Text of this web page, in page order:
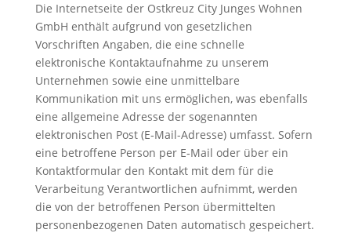
Die Internetseite der Ostkreuz City Junges Wohnen
GmbH enthält aufgrund von gesetzlichen
Vorschriften Angaben, die eine schnelle
elektronische Kontaktaufnahme zu unserem
Unternehmen sowie eine unmittelbare
Kommunikation mit uns ermöglichen, was ebenfalls
eine allgemeine Adresse der sogenannten
elektronischen Post (E‑Mail-Adresse) umfasst. Sofern
eine betroffene Person per E‑Mail oder über ein
Kontaktformular den Kontakt mit dem für die
Verarbeitung Verantwortlichen aufnimmt, werden
die von der betroffenen Person übermittelten
personenbezogenen Daten automatisch gespeichert.